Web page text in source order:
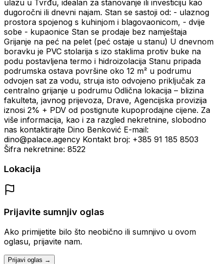
ulazu u Tvrđu, idealan za stanovanje ili investiciju kao
dugoročni ili dnevni najam. Stan se sastoji od: - ulaznog
prostora spojenog s kuhinjom i blagovaonicom, - dvije
sobe - kupaonice Stan se prodaje bez namještaja
Grijanje na peć na pelet (peć ostaje u stanu) U dnevnom
boravku je PVC stolarija s izo staklima protiv buke na
podu postavljena termo i hidroizolacija Stanu pripada
podrumska ostava površine oko 12 m² u podrumu
odvojen sat za vodu, struja isto odvojeno priključak za
centralno grijanje u podrumu Odlična lokacija – blizina
fakulteta, javnog prijevoza, Drave, Agencijska provizija
iznosi 2% + PDV od postignute kupoprodajne cijene. Za
više informacija, kao i za razgled nekretnine, slobodno
nas kontaktirajte Dino Benković E-mail:
dino@palace.agency Kontakt broj: +385 91 185 8503
Šifra nekretnine: 8522
Lokacija
Prijavite sumnjiv oglas
Ako primijetite bilo što neobično ili sumnjivo u ovom
oglasu, prijavite nam.
Prijavi oglas →